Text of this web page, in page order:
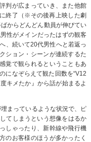
判が広まっていき、また他館
終了（※その後再上映した劇
からどんどん動員が伸びてい
性がメインだったはずの観客
、続いて20代男性へと若返っ
ション・シーンが連続するた
覚で観られるということもあ
になぞらえて観た回数を“V12
キメたか』から話が始まるよ
まっているような状況で、ピ
てしまうという想像をはるか
しゃったり、新幹線や飛行機
のお客様のほうが多かったく